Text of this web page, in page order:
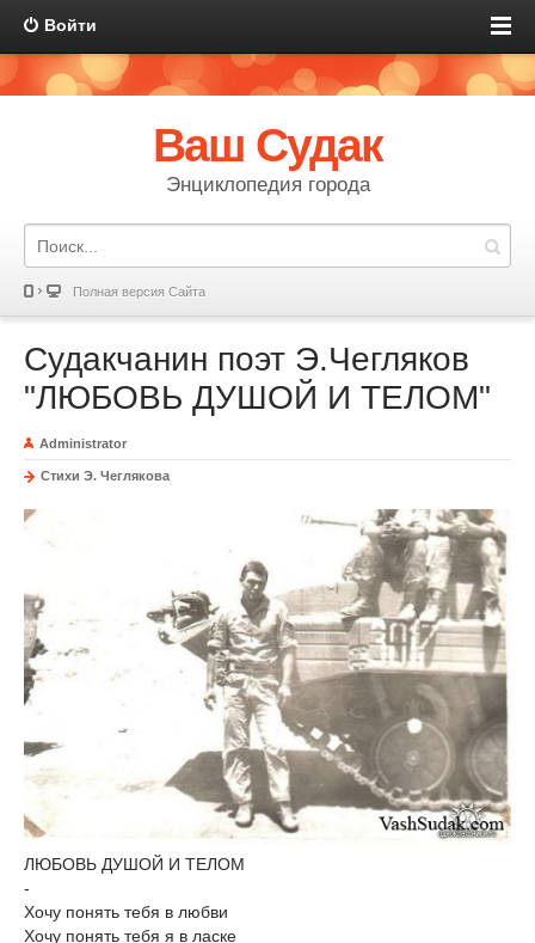
Войти
Ваш Судак
Энциклопедия города
Полная версия Сайта
Судакчанин поэт Э.Чегляков
"ЛЮБОВЬ ДУШОЙ И ТЕЛОМ"
Administrator
Стихи Э. Чеглякова
ЛЮБОВЬ ДУШОЙ И ТЕЛОМ
-
Хочу понять тебя в любви
Хочу понять тебя я в ласке